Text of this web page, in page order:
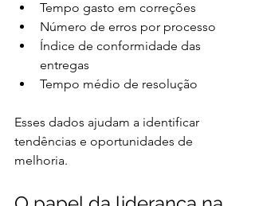
Tempo gasto em correções
Número de erros por processo
Índice de conformidade das
entregas
Tempo médio de resolução
Esses dados ajudam a identificar
tendências e oportunidades de
melhoria.